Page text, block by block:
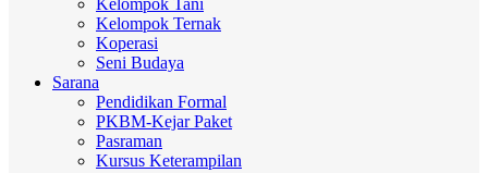
Kelompok Tani
Kelompok Ternak
Koperasi
Seni Budaya
Sarana
Pendidikan Formal
PKBM-Kejar Paket
Pasraman
Kursus Keterampilan